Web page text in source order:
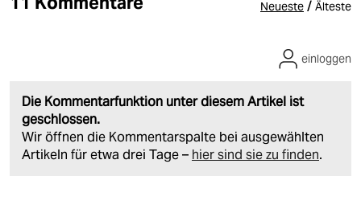
Neueste / Älteste
Die Kommentarfunktion unter diesem Artikel ist
geschlossen.
Wir öffnen die Kommentarspalte bei ausgewählten
Artikeln für etwa drei Tage – hier sind sie zu finden.
einloggen